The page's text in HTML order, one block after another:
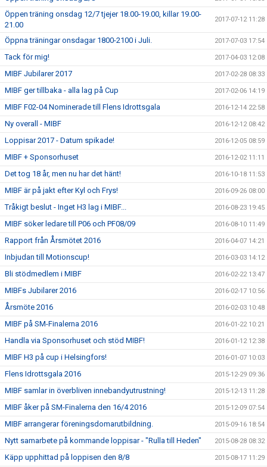
Öppen träning onsdag 12/7 tjejer 18.00-19.00, killar 19.00-
21.00
2017-07-12 11:28
Öppna träningar onsdagar 1800-2100 i Juli. 2017-07-03 17:54
Tack för mig! 2017-04-03 12:08
MIBF Jubilarer 2017 2017-02-28 08:33
MIBF ger tillbaka - alla lag på Cup 2017-02-06 14:19
MIBF F02-04 Nominerade till Flens Idrottsgala 2016-12-14 22:58
Ny overall - MIBF 2016-12-12 08:42
Loppisar 2017 - Datum spikade! 2016-12-05 08:59
MIBF + Sponsorhuset 2016-12-02 11:11
Det tog 18 år, men nu har det hänt! 2016-10-18 11:53
MIBF är på jakt efter Kyl och Frys! 2016-09-26 08:00
Tråkigt beslut - Inget H3 lag i MIBF... 2016-08-23 19:45
MIBF söker ledare till P06 och PF08/09 2016-08-10 11:49
Rapport från Årsmötet 2016 2016-04-07 14:21
Inbjudan till Motionscup! 2016-03-03 14:12
Bli stödmedlem i MIBF 2016-02-22 13:47
MIBFs Jubilarer 2016 2016-02-17 10:56
Årsmöte 2016 2016-02-03 10:48
MIBF på SM-Finalerna 2016 2016-01-22 10:21
Handla via Sponsorhuset och stöd MIBF! 2016-01-12 12:38
MIBF H3 på cup i Helsingfors! 2016-01-07 10:03
Flens Idrottsgala 2016 2015-12-29 09:36
MIBF samlar in överbliven innebandyutrustning! 2015-12-13 11:28
MIBF åker på SM-Finalerna den 16/4 2016 2015-12-09 07:54
MIBF arrangerar föreningsdomarutbildning. 2015-09-16 18:54
Nytt samarbete på kommande loppisar - "Rulla till Heden" 2015-08-28 08:32
Käpp upphittad på loppisen den 8/8 2015-08-17 11:29